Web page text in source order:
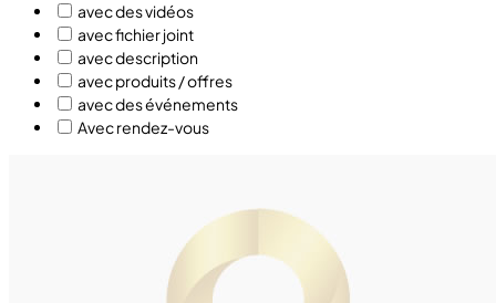
avec des vidéos
avec fichier joint
avec description
avec produits / offres
avec des événements
Avec rendez-vous